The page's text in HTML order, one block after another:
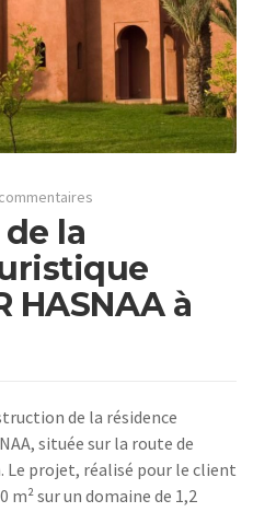
la
HASNAA à
de la résidence
située sur la route de
Le projet, réalisé pour le client
m² sur un domaine de 1,2